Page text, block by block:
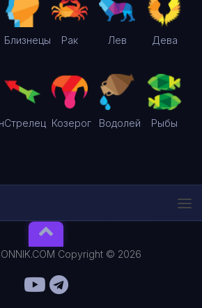
Близнецы Рак Лев Дева
Стрелец Козерог Водолей Рыбы
Copyright © 2026